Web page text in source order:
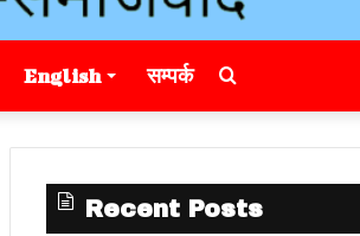
English सम्पर्क Search
for
Recent Posts